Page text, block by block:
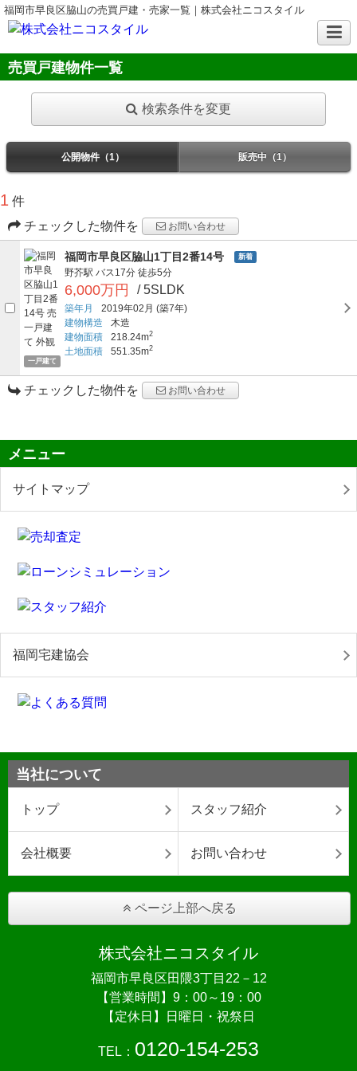
福岡市早良区脇山の売買戸建・売家一覧｜株式会社ニコスタイル
売買戸建物件一覧
検索条件を変更
公開物件（1） 販売中（1）
1 件
チェックした物件を
お問い合わせ
一戸建て
福岡市早良区脇山1丁目2番14号 新着
野芥駅 バス17分 徒歩5分
6,000万円 / 5SLDK
築年月 2019年02月 (築7年)
建物構造
木造
建物面積
218.24m2
土地面積 551.35m2
チェックした物件を お問い合わせ
メニュー
サイトマップ
福岡宅建協会
当社について
トップ スタッフ紹介
会社概要 お問い合わせ
ページ上部へ戻る
株式会社ニコスタイル
福岡市早良区田隈3丁目22－12
【営業時間】9：00～19：00
【定休日】日曜日・祝祭日
TEL： 0120-154-253